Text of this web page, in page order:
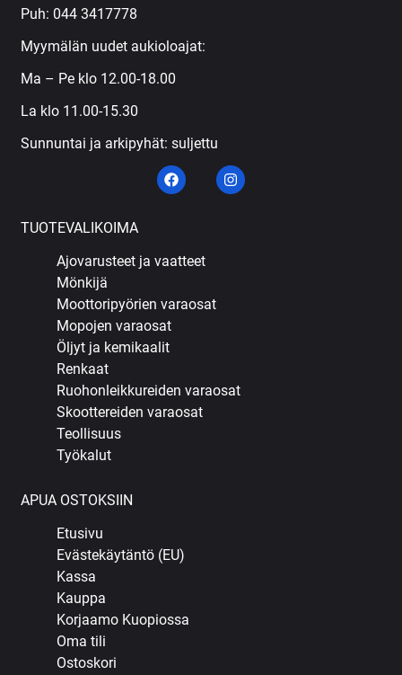
Puh: 044 3417778
Myymälän uudet aukioloajat:
Ma – Pe klo 12.00-18.00
La klo 11.00-15.30
Sunnuntai ja arkipyhät: suljettu
TUOTEVALIKOIMA
Ajovarusteet ja vaatteet
Mönkijä
Moottoripyörien varaosat
Mopojen varaosat
Öljyt ja kemikaalit
Renkaat
Ruohonleikkureiden varaosat
Skoottereiden varaosat
Teollisuus
Työkalut
APUA OSTOKSIIN
Etusivu
Evästekäytäntö (EU)
Kassa
Kauppa
Korjaamo Kuopiossa
Oma tili
Ostoskori